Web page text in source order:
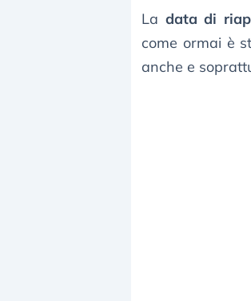
La data di
come ormai è
anche e